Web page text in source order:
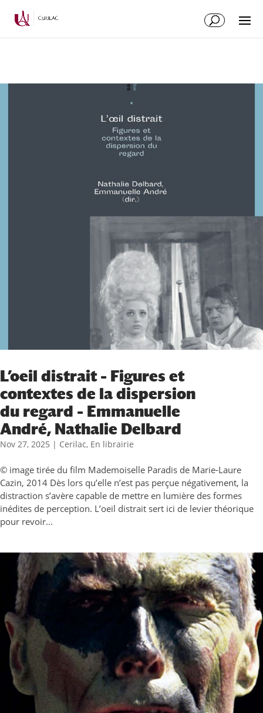
L’oeil distrait – Figures et
contextes de la dispersion
du regard – Emmanuelle
André, Nathalie Delbard
Nov 27, 2025 | Cerilac, En librairie
© image tirée du film Mademoiselle Paradis de Marie-Laure
Cazin, 2014 Dès lors qu’elle n’est pas perçue négativement, la
distraction s’avère capable de mettre en lumière des formes
inédites de perception. L’oeil distrait sert ici de levier théorique
pour revoir...